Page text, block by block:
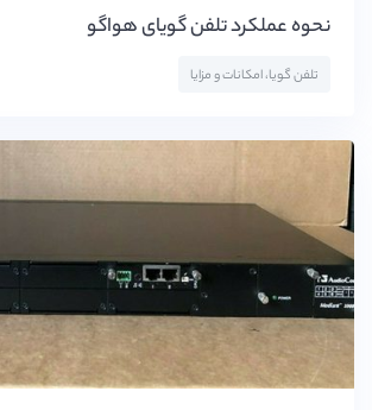
نحوه عملکرد تلفن گویای هواگو
تلفن گویا، امکانات و مزایا